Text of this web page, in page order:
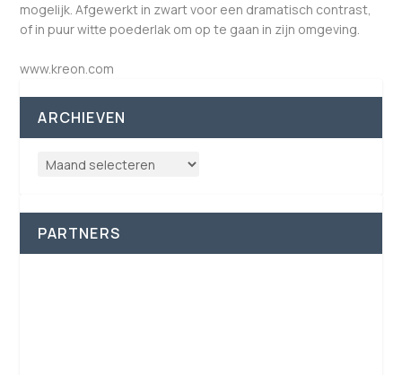
mogelijk. Afgewerkt in zwart voor een dramatisch contrast,
of in puur witte poederlak om op te gaan in zijn omgeving.
www.kreon.com
ARCHIEVEN
PARTNERS